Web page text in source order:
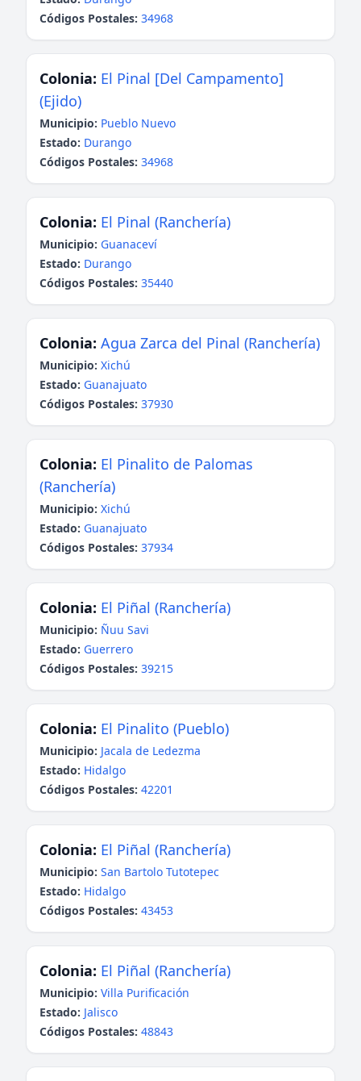
Códigos Postales: 34968
Colonia: El Pinal [Del Campamento]
(Ejido)
Municipio: Pueblo Nuevo
Estado: Durango
Códigos Postales: 34968
Colonia: El Pinal (Ranchería)
Municipio: Guanaceví
Estado: Durango
Códigos Postales: 35440
Colonia: Agua Zarca del Pinal (Ranchería)
Municipio: Xichú
Estado: Guanajuato
Códigos Postales: 37930
Colonia: El Pinalito de Palomas
(Ranchería)
Municipio: Xichú
Estado: Guanajuato
Códigos Postales: 37934
Colonia: El Piñal (Ranchería)
Municipio: Ñuu Savi
Estado: Guerrero
Códigos Postales: 39215
Colonia: El Pinalito (Pueblo)
Municipio: Jacala de Ledezma
Estado: Hidalgo
Códigos Postales: 42201
Colonia: El Piñal (Ranchería)
Municipio: San Bartolo Tutotepec
Estado: Hidalgo
Códigos Postales: 43453
Colonia: El Piñal (Ranchería)
Municipio: Villa Purificación
Estado: Jalisco
Códigos Postales: 48843